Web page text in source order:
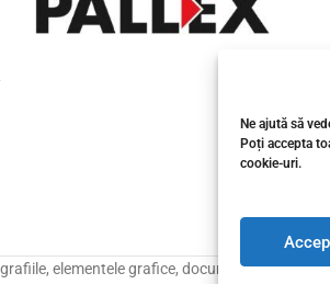
Ne ajută să
Poți accepta
cookie-uri.
elementele grafice, documentația,